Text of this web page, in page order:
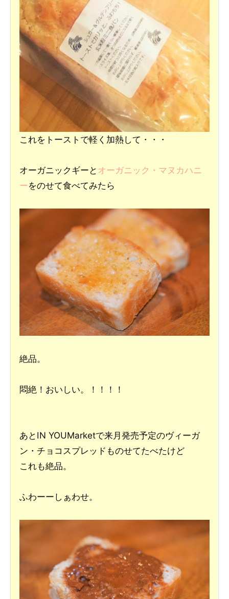
これをトーストで軽く加熱して・・・
オーガニックギーとオーガニック・マヌカハニ
ーをのせて食べてみたら
絶品。
悶絶！おいしい。！！！！
あとIN YOUMarketで来月発売予定のヴィーガ
ン・チョコスプレッドものせてたべたけど
これも絶品。
ふわーーしぁわせ。